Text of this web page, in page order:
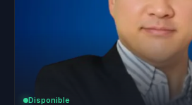
Disponible